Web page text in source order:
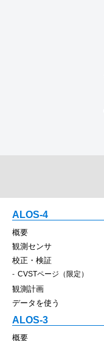
ALOS-4
概要
観測センサ
校正・検証
CVSTページ（限定）
観測計画
データを使う
ALOS-3
概要